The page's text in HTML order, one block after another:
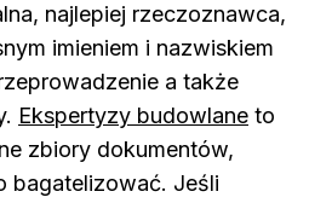
najlepiej rzeczoznawca,
imieniem i nazwiskiem
a także
Ekspertyzy budowlane to
zbiory dokumentów,
bagatelizować. Jeśli